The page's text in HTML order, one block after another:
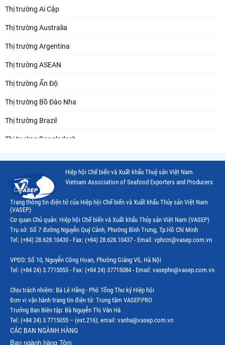
Thị trường Ai Cập
Thị trường Australia
Thị trường Argentina
Thị trường ASEAN
Thị trường Ấn Độ
Thị trường Bồ Đào Nha
Thị trường Brazil
Thị trường Bangladesh
Thị trường Canada
Thị trường Ecuador
Thị trường EU
Thị trường Indonesia
Thị trường Mỹ
Thị trường Nga
Thị trường Hàn Quốc
Thị trường Nhật Bản
Hiệp hội Chế biến và Xuất khẩu Thuỷ sản Việt Nam
Vietnam Association of Seafood Exporters and Producers
Trang thông tin điện tử của Hiệp hội Chế biến và Xuất khẩu Thủy sản Việt Nam
(VASEP)
Cơ quan Chủ quản: Hiệp hội Chế biến và Xuất khẩu Thủy sản Việt Nam (VASEP)
Trụ sở: Số 7 đường Nguyễn Quý Cảnh, Phường Bình Trưng, Tp.Hồ Chí Minh
Tel: (+84) 28.628.10430 - Fax: (+84) 28.628.10437 - Email: vphcm@vasep.com.vn
VPĐD: Số 10, Nguyễn Công Hoan, Phường Giảng Võ, Hà Nội
Tel: (+84 24) 3.7715055 - Fax: (+84 24) 37715084 - Email: vasephn@vasep.com.vn
Chịu trách nhiệm: Bà Lê Hằng - Phó Tổng Thư ký Hiệp hội
Đơn vị vận hành trang tin điện tử: Trung tâm VASEP.PRO
Trưởng Ban Biên tập: Bà Nguyễn Thị Vân Hà
Tel: (+84 24) 3.7715055 – (ext.216); email: vanha@vasep.com.vn
CÁC BAN NGÀNH HÀNG
Ban ngành hàng Tôm